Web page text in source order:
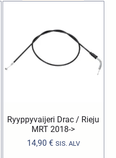
Ryyppyvaijeri Drac / Rieju
MRT 2018->
14,90 € SIS. ALV